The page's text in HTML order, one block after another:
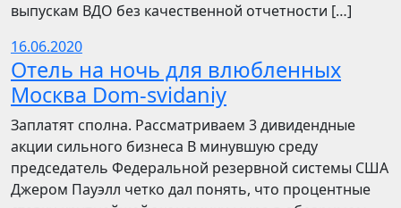
выпускам ВДО без качественной отчетности […]
16.06.2020
Отель на ночь для влюбленных
Москва Dom-svidaniy
Заплатят сполна. Рассматриваем 3 дивидендные
акции сильного бизнеса В минувшую среду
председатель Федеральной резервной системы США
Джером Пауэлл четко дал понять, что процентные